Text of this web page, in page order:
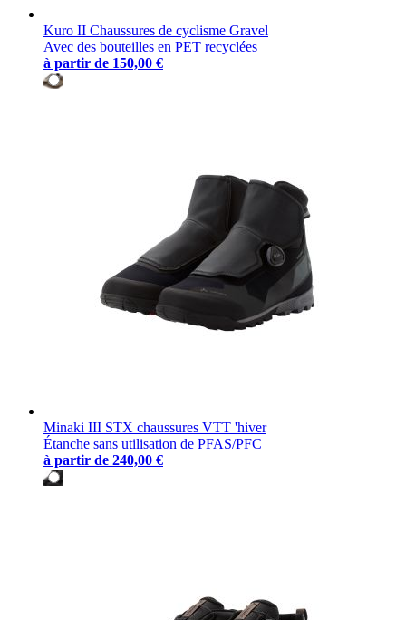
Kuro II Chaussures de cyclisme Gravel
Avec des bouteilles en PET recyclées
à partir de 150,00 €
Minaki III STX chaussures VTT 'hiver
Étanche sans utilisation de PFAS/PFC
à partir de 240,00 €